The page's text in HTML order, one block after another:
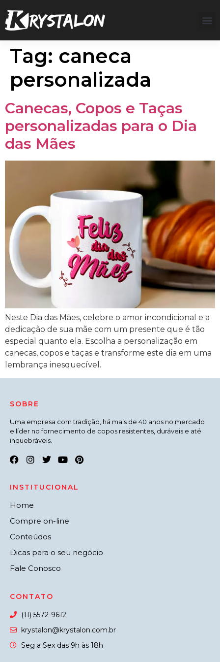
Tag: caneca
personalizada
Canecas, Copos e Taças
personalizadas para o Dia
das Mães
Neste Dia das Mães, celebre o amor incondicional e a
dedicação de sua mãe com um presente que é tão
especial quanto ela. Escolha a personalização em
canecas, copos e taças e transforme este dia em uma
lembrança inesquecível.
SOBRE
Uma empresa com tradição, há mais de 40 anos no mercado
e líder no fornecimento de copos resistentes, duráveis e até
inquebráveis.
INSTITUCIONAL
Home
Compre on-line
Conteúdos
Dicas para o seu negócio
Fale Conosco
CONTATO
(11) 5572-9612
krystalon@krystalon.com.br
Seg a Sex das 9h às 18h